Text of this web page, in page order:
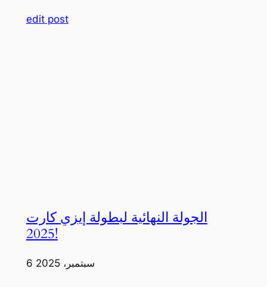
edit post
الجولة النهائية لبطولة إيزي كارت
2025!
6 سبتمبر، 2025